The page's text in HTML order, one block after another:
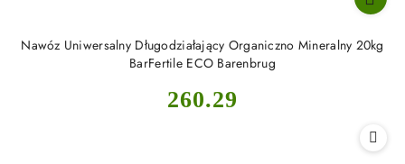
Nawóz Uniwersalny Długodziałający Organiczno Mineralny 20kg
BarFertile ECO Barenbrug
Cena:
260.29